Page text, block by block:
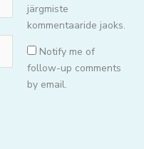
järgmiste
kommentaaride jaoks.
Notify me of
follow-up comments
by email.